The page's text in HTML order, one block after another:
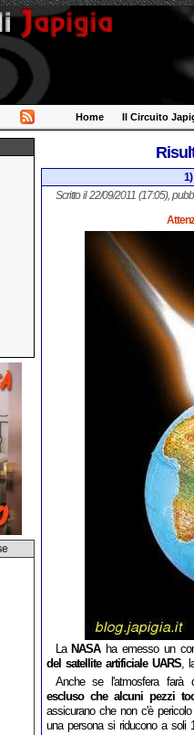
Home Il Circuito
Scritto il 22/09/2011 (17:05),
La NASAha emesso un
del satellite artificiale UARS,
Anche se l'atmosfera farà
escluso che alcuni pezzi
assicurano che non c'è
una persona si riducono a soli